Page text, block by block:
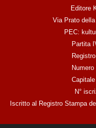
Editore
Via Prato
PEC:
Partita
N°
Iscritto al Registro Stampa